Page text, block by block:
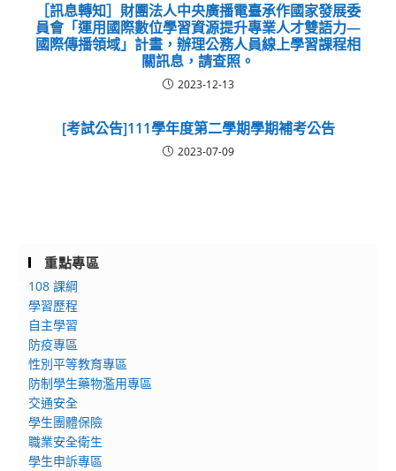
［訊息轉知］財團法人中央廣播電臺承作國家發展委
員會「運用國際數位學習資源提升專業人才雙語力—
國際傳播領域」計畫，辦理公務人員線上學習課程相
關訊息，請查照。
2023-12-13
[考試公告]111學年度第二學期學期補考公告
2023-07-09
重點專區
108 課綱
學習歷程
自主學習
防疫專區
性別平等教育專區
防制學生藥物濫用專區
交通安全
學生團體保險
職業安全衛生
學生申訴專區